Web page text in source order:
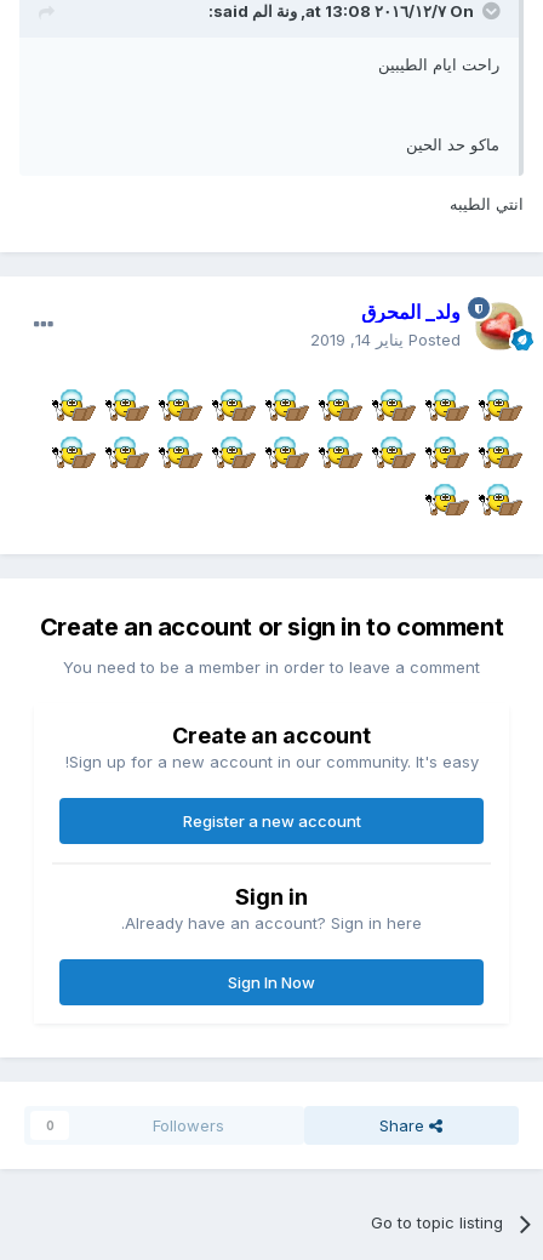
On ٧‏/١٢‏/٢٠١٦ at 13:08, ونة المsaid:
راحت ايام الطيبين
ماكو حد الحين
انتي الطيبه
ولد_ المحرق
Posted يناير 14, 2019
Create an account or sign in to comment
You need to be a member in order to leave a comment
Create an account
Sign up for a new account in our community. It's easy!
Register a new account
Sign in
Already have an account? Sign in here.
Sign In Now
Share
Followers
0
Go to topic listing